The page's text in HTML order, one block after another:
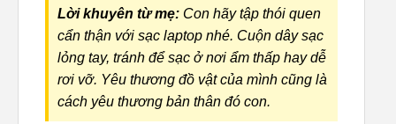
Lời khuyên từ mẹ: Con hãy tập thói quen
cẩn thận với sạc laptop nhé. Cuộn dây sạc
lỏng tay, tránh để sạc ở nơi ẩm thấp hay dễ
rơi vỡ. Yêu thương đồ vật của mình cũng là
cách yêu thương bản thân đó con.